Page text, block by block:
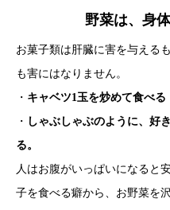
野菜は、身
お菓子類は肝臓に害を与える
も害にはなりません。
・ キャベツ1玉を炒めて食べる
・ しゃぶしゃぶのように、好
る。
人はお腹がいっぱいになると
子を食べる癖から、お野菜を